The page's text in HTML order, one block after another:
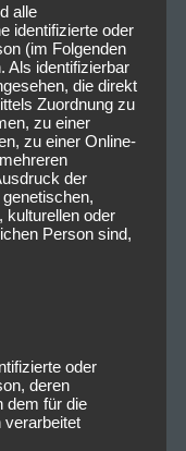
alle
identifizierte oder
(im Folgenden
Als identifizierbar
die direkt
Zuordnung zu
zu einer
zu einer Online-
der
kulturellen oder
Person sind,
oder
deren
dem für die
verarbeitet